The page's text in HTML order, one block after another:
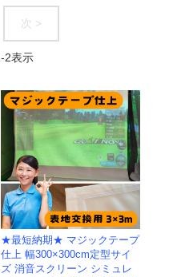
次 >
-2表示
★最短納期★ マジックテープ
仕上 幅300×300cm定型サイ
ズ 消音スクリーン シミュレ